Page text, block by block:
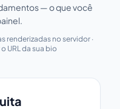
— o que você
renderizadas no servidor ·
URL da sua bio